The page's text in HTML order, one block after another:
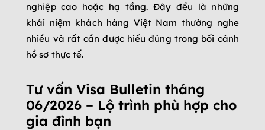
nghiệp cao hoặc hạ tầng. Đây đều là những
khái niệm khách hàng Việt Nam thường nghe
nhiều và rất cần được hiểu đúng trong bối cảnh
hồ sơ thực tế.
Tư vấn Visa Bulletin tháng
06/2026 – Lộ trình phù hợp cho
gia đình bạn